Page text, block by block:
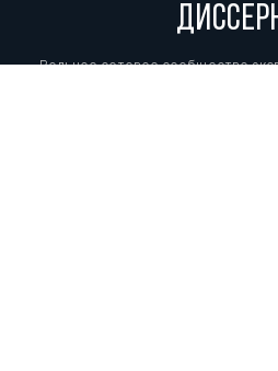
Вольное сетевое сообщество